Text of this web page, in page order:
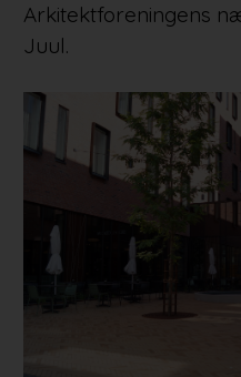
Arkitektforeningens
Juul.